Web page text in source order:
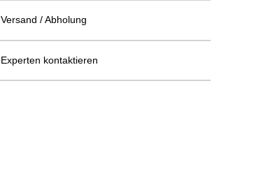
Versand / Abholung
Experten kontaktieren